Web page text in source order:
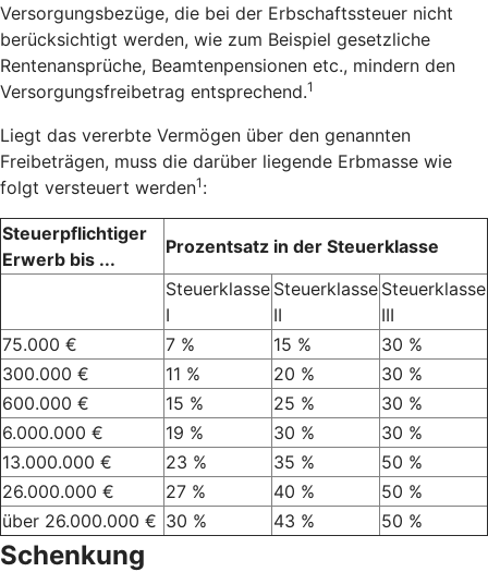
Versorgungsbezüge, die bei der Erbschaftssteuer nicht
berücksichtigt werden, wie zum Beispiel gesetzliche
Rentenansprüche, Beamtenpensionen etc., mindern den
Versorgungsfreibetrag entsprechend.1
Liegt das vererbte Vermögen über den genannten
Freibeträgen, muss die darüber liegende Erbmasse wie
folgt versteuert werden1 :
Steuerpflichtiger
Erwerb bis ...
Prozentsatz in der Steuerklasse
Steuerklasse
I
Steuerklasse
II
Steuerklasse
III
75.000 €
7 % 15 %
30 %
300.000 €
11 % 20 %
30 %
600.000 €
15 % 25 %
30 %
6.000.000 €
19 % 30 %
30 %
13.000.000 €
23 % 35 %
50 %
26.000.000 €
27 % 40 %
50 %
über 26.000.000 € 30 % 43 % 50 %
Schenkung